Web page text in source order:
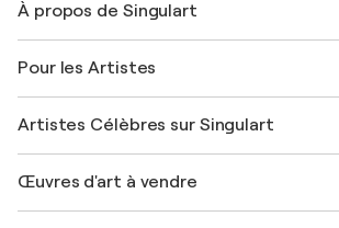
Expédition
Offrir une carte cadeau
Rejoignez notre programme commercial
Mon compte
+33 1 76 44 06 42
À propos de Singulart
FAQ
Magazine Singulart
Emplois
Découvrez une sélection d'art original
Pour les Artistes
Se connecter en tant qu'Artiste
Artistes Célèbres sur Singulart
Marc Chagall
Œuvres d'art à vendre